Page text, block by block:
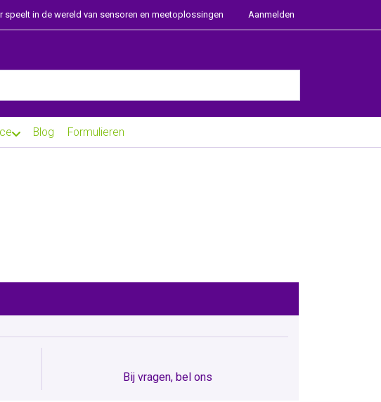
speelt in de wereld van sensoren en meetoplossingen Aanmelden
Blog Formulieren
Bij vragen, bel ons